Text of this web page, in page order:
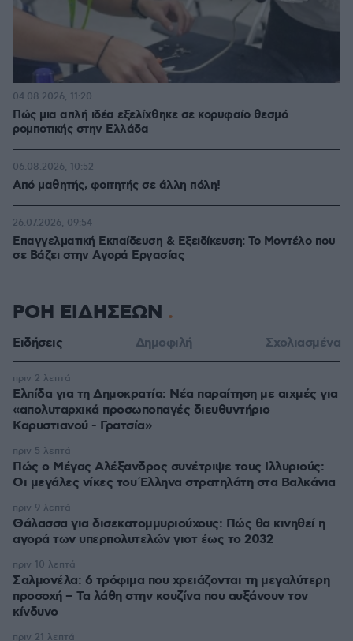
Πώς μια απλή ιδέα εξελίχθηκε σε κορυφαίο θεσμό
ρομποτικής στην Ελλάδα
04.08.2026, 11:20
Από μαθητής, φοιτητής σε άλλη πόλη!
06.08.2026, 10:52
Επαγγελματική Εκπαίδευση & Εξειδίκευση: Το Mοντέλο που
σε Bάζει στην Aγορά Eργασίας
26.07.2026, 09:54
ΡΟΗ ΕΙΔΗΣΕΩΝ
Ειδήσεις Δημοφιλή Σχολιασμένα
Ελπίδα για τη Δημοκρατία: Νέα παραίτηση με αιχμές για
«απολυταρχικά προσωποπαγές διευθυντήριο
Καρυστιανού - Γρατσία»
πριν 2 λεπτά
Πώς ο Μέγας Αλέξανδρος συνέτριψε τους Ιλλυριούς:
Οι μεγάλες νίκες του Έλληνα στρατηλάτη στα Βαλκάνια
πριν 5 λεπτά
Θάλασσα για δισεκατομμυριούχους: Πώς θα κινηθεί η
αγορά των υπερπολυτελών γιοτ έως το 2032
πριν 9 λεπτά
Σαλμονέλα: 6 τρόφιμα που χρειάζονται τη μεγαλύτερη
προσοχή – Τα λάθη στην κουζίνα που αυξάνουν τον
κίνδυνο
πριν 10 λεπτά
πριν 21 λεπτά